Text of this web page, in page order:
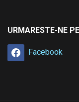
URMARESTE-NE PE
Facebook